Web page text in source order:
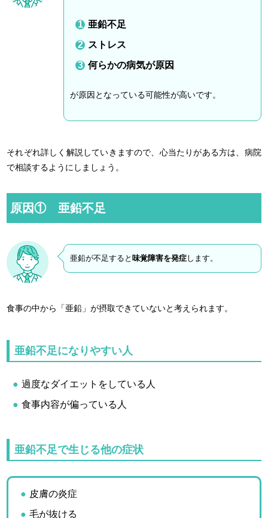
亜鉛不足
ストレス
何らかの病気が原因
が原因となっている可能性が高いです。
それぞれ詳しく解説していきますので、心当たりがある方は、病院
で相談するようにしましょう。
原因① 亜鉛不足
亜鉛が不足すると 味覚障害を発症します。
食事の中から「亜鉛」が摂取できていないと考えられます。
亜鉛不足になりやすい人
過度なダイエットをしている人
食事内容が偏っている人
亜鉛不足で生じる他の症状
皮膚の炎症
毛が抜ける